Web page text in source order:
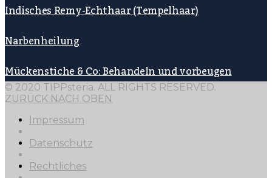
Indisches Remy-Echthaar (Tempelhaar)
Narbenheilung
Mückenstiche & Co: Behandeln und vorbeugen
© 2020 TIPPsteria. ALL RIGHTS RESERVED.
ZURÜCK NACH OBEN
Impressum
Datenschutz
Rechtliches